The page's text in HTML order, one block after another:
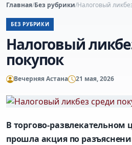
Главная/Без рубрики/Налоговый
БЕЗ РУБРИКИ
Налоговый
покупок
Вечерняя Астана 21 мая, 2026
В торгово-развлекательном
прошла акция по